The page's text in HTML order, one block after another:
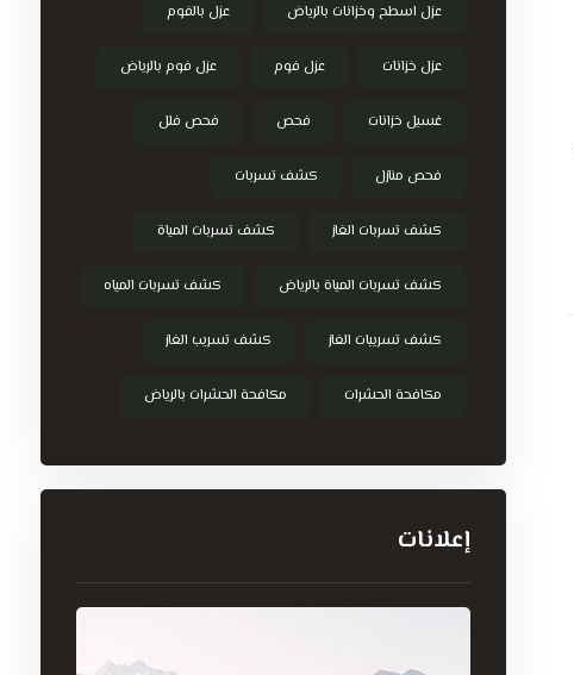
عزل اسطح وخزانات بالرياض عزل بالفوم
عزل خزانات عزل فوم عزل فوم بالرياض
غسيل خزانات فحص فحص فلل
فحص منازل كشف تسربات
كشف تسربات الغاز كشف تسربات المياة
كشف تسربات المياة بالرياض كشف تسربات المياه
كشف تسريبات الغاز كشف تسريب الغاز
مكافحة الحشرات مكافحة الحشرات بالرياض
إعلانات